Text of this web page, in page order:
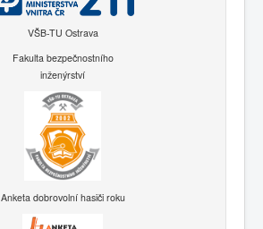
VŠB-TU Ostrava
Fakulta bezpečnostního
inženýrství
Anketa dobrovolní hasiči roku